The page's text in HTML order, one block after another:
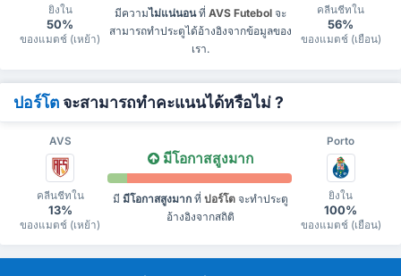
ยิงใน
50%
ของแมตช์ (เหย้า)
มีความไม่แน่นอนที่ AVS Futebol จะ
สามารถทำประตูได้อ้างอิงจากข้อมูลของ
เรา.
คลีนชีทใน
56%
ของแมตช์ (เยือน)
ปอร์โตจะสามารถทำคะแนนได้หรือไม่ ?
AVS Porto
คลีนชีทใน
13%
ของแมตช์ (เหย้า)
มีโอกาสสูงมาก
มี มีโอกาสสูงมาก ที่ ปอร์โต จะทำประตู
อ้างอิงจากสถิติ
ยิงใน
100%
ของแมตช์ (เยือน)